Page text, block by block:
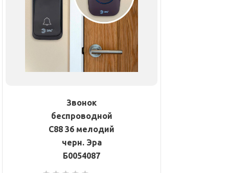
Звонок
беспроводной
C88 36 мелодий
черн. Эра
Б0054087